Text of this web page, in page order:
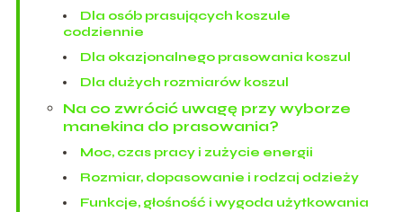
Dla osób prasujących koszule
codziennie
Dla okazjonalnego prasowania koszul
Dla dużych rozmiarów koszul
Na co zwrócić uwagę przy wyborze
manekina do prasowania?
Moc, czas pracy i zużycie energii
Rozmiar, dopasowanie i rodzaj odzieży
Funkcje, głośność i wygoda użytkowania